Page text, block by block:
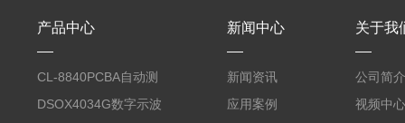
产品中心
CL-8840PCBA自动测
试台系统
DSOX4034G数字示波
新闻中心
新闻资讯
应用案例
关于我
公司简介
视频中心